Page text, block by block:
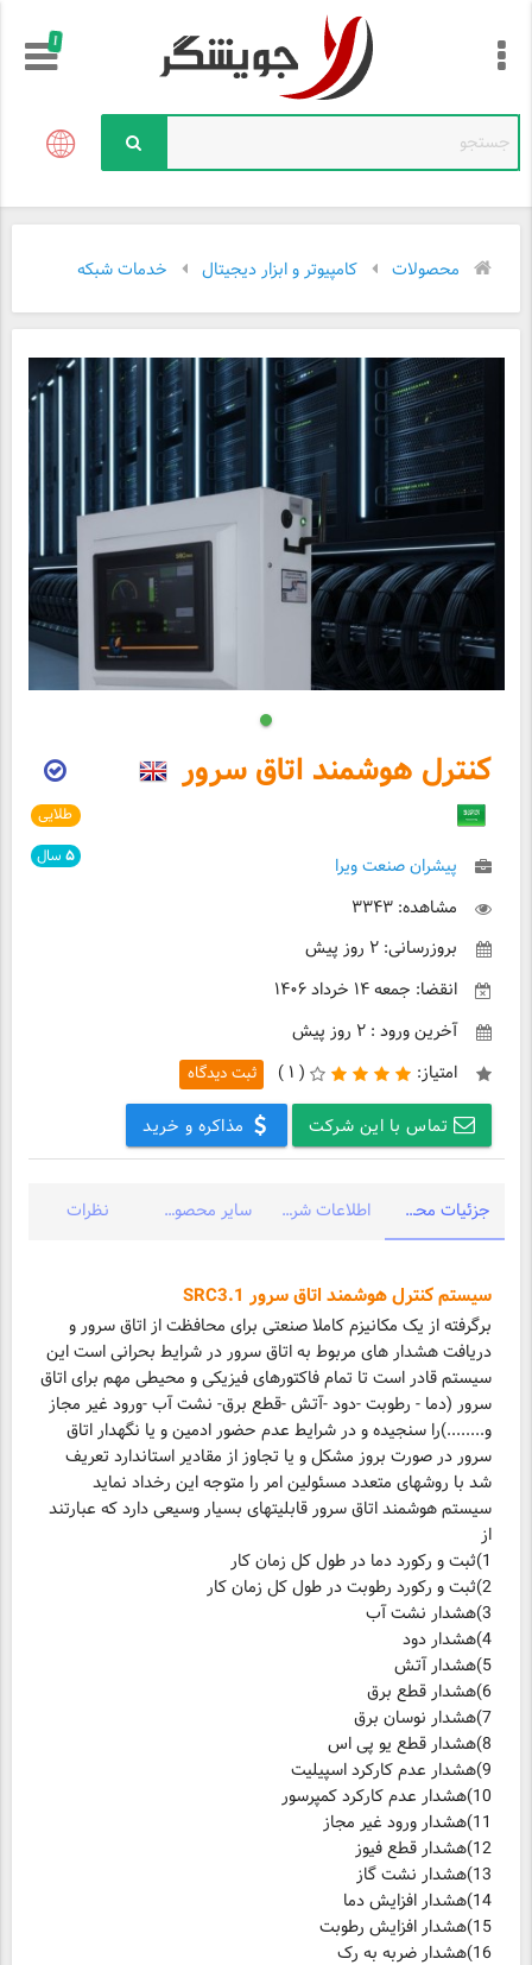
!
محصولات کامپیوتر و ابزار دیجیتال خدمات شبکه
کنترل هوشمند اتاق سرور
پیشران صنعت ویرا
مشاهده: ۳۳۴۳
بروزرسانی: ۲ روز پیش
انقضا: جمعه ۱۴ خرداد ۱۴۰۶
آخرین ورود : ۲ روز پیش
امتیاز:
( ۱ ) ثبت دیدگاه
تماس با این شرکت مذاکره و خرید
طلایی
۵ سال
جزئیات محصول اطلاعات شرکت سایر محصولات شرکت نظرات
سیستم کنترل هوشمند اتاق سرور SRC3.1
برگرفته از یک مکانیزم کاملا صنعتی برای محافظت از اتاق سرور و
دریافت هشدار های مربوط به اتاق سرور در شرایط بحرانی است این
سیستم قادر است تا تمام فاکتورهای فیزیکی و محیطی مهم برای اتاق
سرور (دما - رطوبت -دود -آتش -قطع برق- نشت آب -ورود غیر مجاز
و........)را سنجیده و در شرایط عدم حضور ادمین و یا نگهدار اتاق
سرور در صورت بروز مشکل و یا تجاوز از مقادیر استاندارد تعریف
شد با روشهای متعدد مسئولین امر را متوجه این رخداد نماید
سیستم هوشمند اتاق سرور قابلیتهای بسیار وسیعی دارد که عبارتند